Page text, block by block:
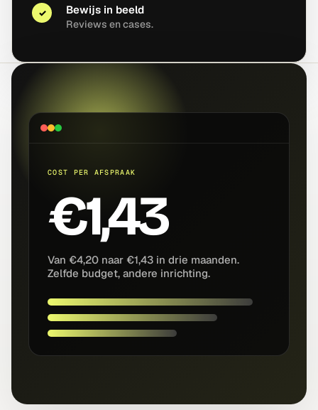
✓ Bewijs in beeld
Reviews en cases.
COST PER AFSPRAAK
€1,43
Van €4,20 naar €1,43 in drie maanden.
Zelfde budget, andere inrichting.